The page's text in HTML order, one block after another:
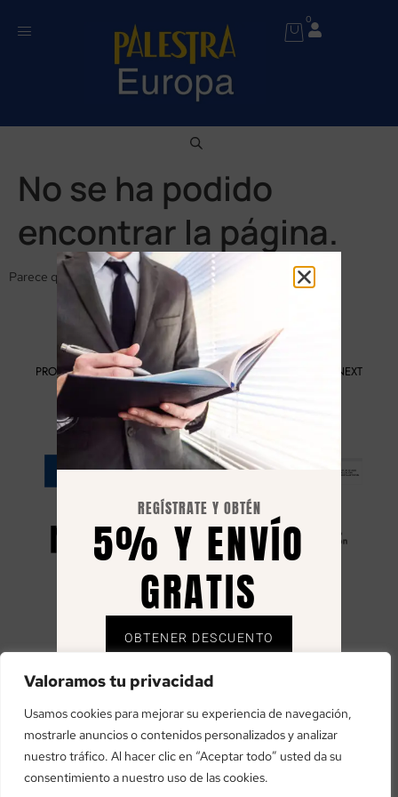
Valoramos tu privacidad
Usamos cookies para mejorar su experiencia de navegación,
mostrarle anuncios o contenidos personalizados y analizar
nuestro tráfico. Al hacer clic en “Aceptar todo” usted da su
consentimiento a nuestro uso de las cookies.
0
No se ha podido
encontrar la página.
Parece que no se ha encontrado nada en esta ubicación.
PROGRAMA KIT DIGITAL FINANCIADO POR LOS FONDOS NEXT
GENERATION DEL MECANISMO DE RECUPERACIÓN Y
RESILIENCIA
«financiado por la Unión Europea – NextGenerationEU»
«Financiado por la Unión Europea – NextGenerationEU. Sin
embargo, los puntos de vista y las opiniones expresadas son
únicamente los del autor o autores y no reflejan necesariamente
los de la Unión Europea o la Comisión Europea. Ni la Unión
Europea ni la Comisión Europea pueden ser consideradas
REGÍSTRATE Y OBTÉN
5% Y ENVÍO
GRATIS
OBTENER DESCUENTO
mediante cupón al correo registrado.